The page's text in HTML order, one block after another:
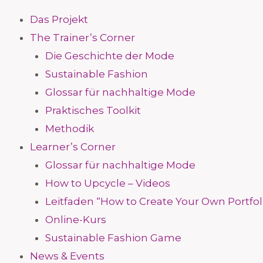
Das Projekt
The Trainer’s Corner
Die Geschichte der Mode
Sustainable Fashion
Glossar für nachhaltige Mode
Praktisches Toolkit
Methodik
Learner’s Corner
Glossar für nachhaltige Mode
How to Upcycle – Videos
Leitfaden “How to Create Your Own
Online-Kurs
Sustainable Fashion Game
News & Events